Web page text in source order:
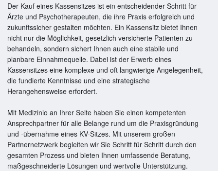
Der Kauf eines Kassensitzes ist ein entscheidender Schritt für
Ärzte und Psychotherapeuten, die ihre Praxis erfolgreich und
zukunftssicher gestalten möchten. Ein Kassensitz bietet Ihnen
nicht nur die Möglichkeit, gesetzlich versicherte Patienten zu
behandeln, sondern sichert Ihnen auch eine stabile und
planbare Einnahmequelle. Dabei ist der Erwerb eines
Kassensitzes eine komplexe und oft langwierige Angelegenheit,
die fundierte Kenntnisse und eine strategische
Herangehensweise erfordert.
Mit Medizinio an Ihrer Seite haben Sie einen kompetenten
Ansprechpartner für alle Belange rund um die Praxisgründung
und -übernahme eines KV-Sitzes. Mit unserem großen
Partnernetzwerk begleiten wir Sie Schritt für Schritt durch den
gesamten Prozess und bieten Ihnen umfassende Beratung,
maßgeschneiderte Lösungen und wertvolle Unterstützung.